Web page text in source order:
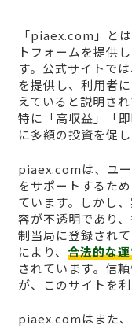
「piaex.com」と
トフォームを提供
す。公式サイトで
を提供し、利用者
えていると説明さ
特に「高収益」「
に多額の投資を促
piaex.comは、ユ
をサポートするた
ています。しかし
容が不透明であり
制当局に登録され
により、 合法的な
されています。信
が、このサイトを
piaex.comはまた